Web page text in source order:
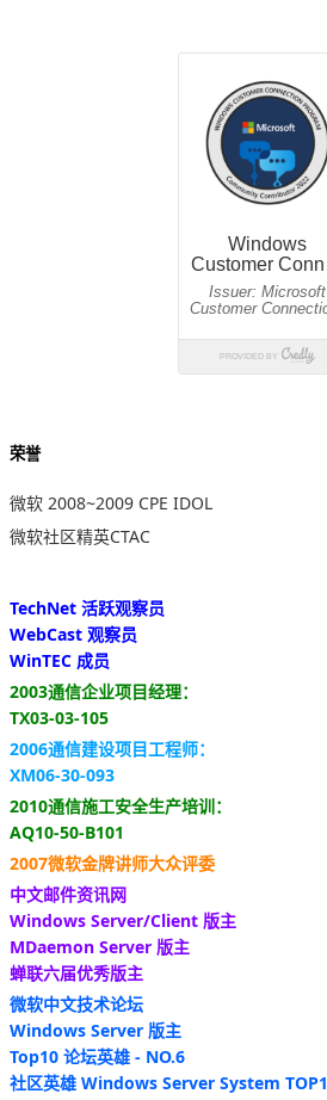
荣誉
微软 2008~2009 CPE IDOL
微软社区精英CTAC
TechNet 活跃观察员
WebCast 观察员
WinTEC 成员
2003通信企业项目经理：
TX03-03-105
2006通信建设项目工程师：
XM06-30-093
2010通信施工安全生产培训：
AQ10-50-B101
2007微软金牌讲师大众评委
中文邮件资讯网
Windows Server/Client 版主
MDaemon Server 版主
蝉联六届优秀版主
微软中文技术论坛
Windows Server 版主
Top10 论坛英雄 - NO.6
社区英雄 Windows Server System TOP1